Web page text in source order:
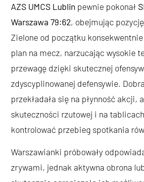
AZS UMCS Lublin pewnie pokonał
Warszawa 79:62, obejmując
Zielone od początku konsekwentnie
plan na mecz, narzucając wysokie
przewagę dzięki skutecznej
zdyscyplinowanej defensywie.
przekładała się na płynność akcji,
skuteczności rzutowej i na
kontrolować przebieg spotkania
Warszawianki próbowały
zrywami, jednak aktywna obrona